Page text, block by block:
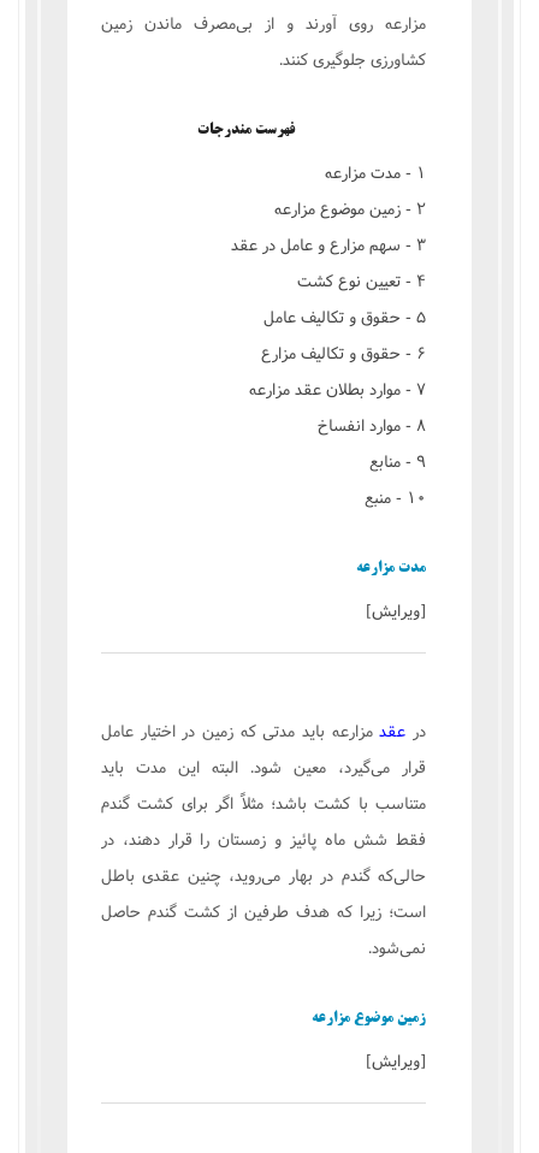
مزارعه روی آورند و از بی‌مصرف ماندن زمین
کشاورزی جلوگیری كنند.
فهرست مندرجات
۱ - مدت مزارعه
۲ - زمین موضوع مزارعه
۳ - سهم مزارع و عامل در عقد
۴ - تعیین نوع کشت
۵ - حقوق و تکالیف عامل
۶ - حقوق و تکالیف مزارع
۷ - موارد بطلان عقد مزارعه
۸ - موارد انفساخ
۹ - منابع
۱۰ - منبع
مدت مزارعه
[ویرایش]
در عقدمزارعه باید مدتی كه زمین در اختیار عامل
قرار می‌گیرد، معین شود. البته این مدت باید
متناسب با كشت باشد؛ مثلاً اگر برای كشت گندم
فقط شش ماه پائیز و زمستان را قرار دهند، در
حالی‌كه گندم در بهار می‌روید، چنین عقدی باطل
است؛ زیرا كه هدف طرفین از كشت گندم حاصل
نمی‌شود.
زمین موضوع مزارعه
[ویرایش]